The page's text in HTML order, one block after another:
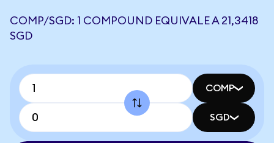
COMP/SGD: 1 COMPOUND EQUIVALE A 21,3418
SGD
COMP
SGD